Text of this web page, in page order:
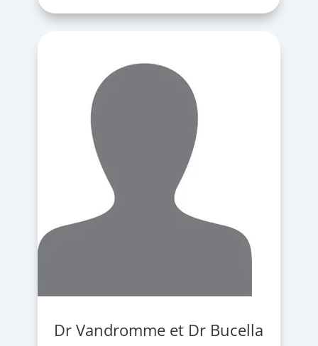
Dr Vandromme et Dr Bucella